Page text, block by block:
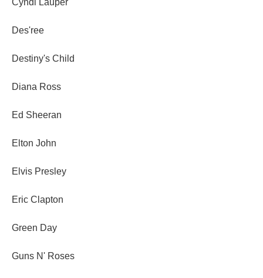
Des'ree
Destiny's Child
Diana Ross
Ed Sheeran
Elton John
Elvis Presley
Eric Clapton
Green Day
Guns N' Roses